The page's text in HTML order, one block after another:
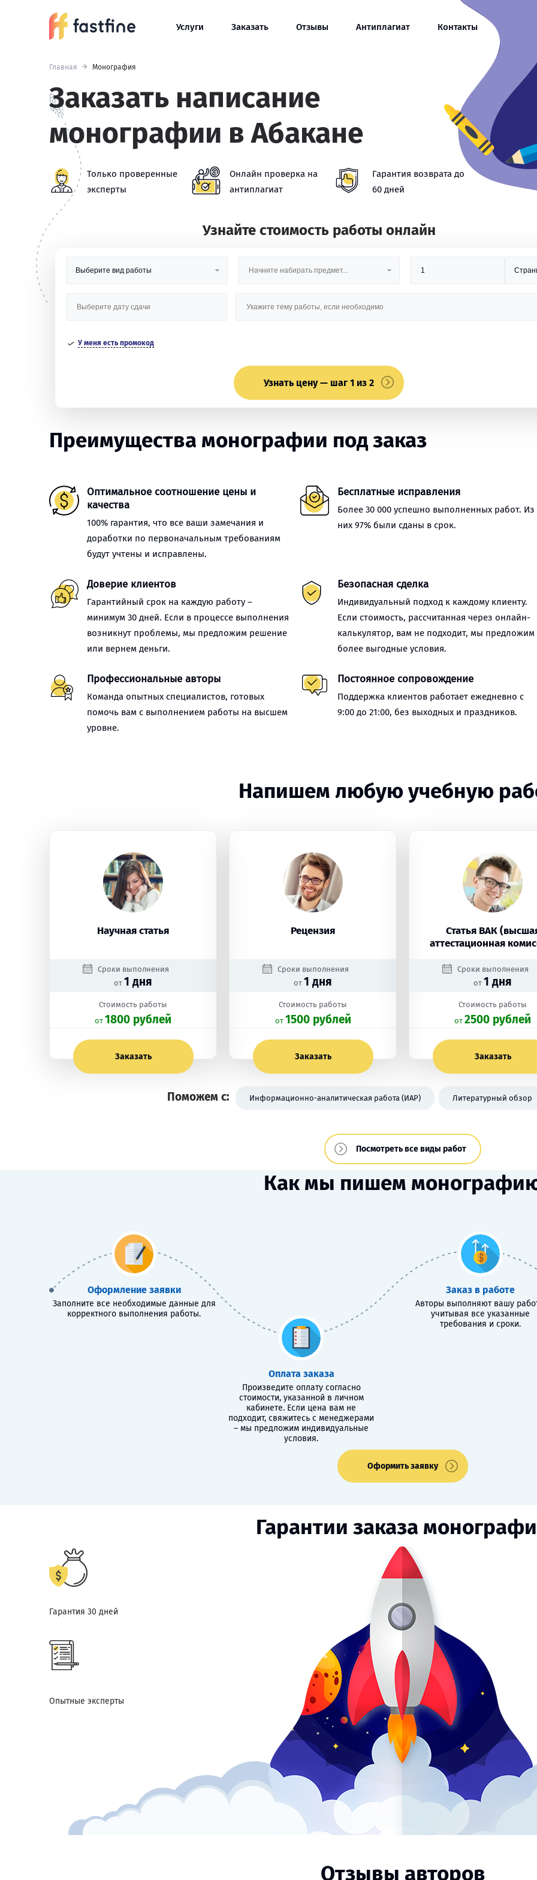
Услуги Заказать Отзывы Антиплагиат Контакты
Главная Монография
Заказать написание
монографии в Абакане
Только проверенные
эксперты
Онлайн проверка на
антиплагиат
Гарантия возврата до
60 дней
Узнайте стоимость работы онлайн
У меня есть промокод
Узнать цену — шаг 1 из 2
Преимущества монографии под заказ
Оптимальное соотношение цены и
качества
100% гарантия, что все ваши замечания и
доработки по первоначальным требованиям
будут учтены и исправлены.
Бесплатные исправления
Более 30 000 успешно выполненных работ. Из
них 97% были сданы в срок.
Доверие клиентов
Гарантийный срок на каждую работу –
минимум 30 дней. Если в процессе выполнения
возникнут проблемы, мы предложим решение
или вернем деньги.
Безопасная сделка
Индивидуальный подход к каждому клиенту.
Если стоимость, рассчитанная через онлайн-
калькулятор, вам не подходит, мы предложим
более выгодные условия.
Профессиональные авторы
Команда опытных специалистов, готовых
помочь вам с выполнением работы на высшем
уровне.
Постоянное сопровождение
Поддержка клиентов работает ежедневно с
9:00 до 21:00, без выходных и праздников.
Напишем любую учебную
Научная статья
Сроки выполнения
от 1 дня
Стоимость работы
oт 1800 рублей
Заказать
Рецензия
Сроки выполнения
от 1 дня
Стоимость работы
oт 1500 рублей
Заказать
Статья ВАК
аттестационная
Сроки выполнения
от 1 дня
Стоимость работы
oт 2500 рублей
Заказать
Поможем с: Информационно-аналитическая работа (ИАР) Литературный обзор
Посмотреть все виды работ
Как мы пишем
Оформление заявки
Заполните все необходимые данные для
корректного выполнения работы.
Оплата заказа
Произведите оплату согласно
стоимости, указанной в личном
кабинете. Если цена вам не
подходит, свяжитесь с менеджерами
– мы предложим индивидуальные
условия.
Заказ в работе
Авторы выполняют вашу
учитывая все указанные
требования и сроки.
Оформить заявку
Гарантии заказа
Гарантия 30 дней
Опытные эксперты
Отзывы авторов